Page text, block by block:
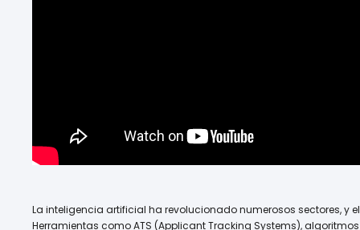
La inteligencia artificial ha revolucionado numerosos sectores, y
Herramientas como ATS (Applicant Tracking Systems),